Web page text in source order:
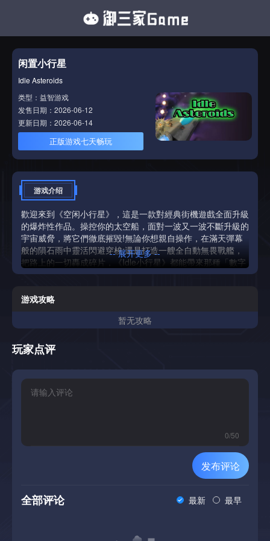
闲置小行星
Idle Asteroids
类型：益智游戏
发售日期：2026-06-12
更新日期：2026-06-14
正版游戏七天畅玩
游戏介绍
歡迎來到《空闲小行星》，這是一款對經典街機遊戲全面升級
的爆炸性作品。操控你的太空船，面對一波又一波不斷升級的
宇宙威脅，將它們徹底摧毀!無論你想親自操作，在滿天彈幕
般的隕石雨中靈活閃避穿梭;還是打造一艘全自動無畏戰艦，
把路上的一切轟成碎片，《Idle小行星》都能帶來那種「數字
不斷暴漲」與「看著東西爆炸超爽」的滿足感，同時包裹著令
逐步進化成清空整片隕石帶的戰爭機器。武器系統:升級你的
主炮、發射追蹤飛彈、部署爆炸地雷等等、將靠近的敵人徹底
蒸發。特殊能力:被敵人壓得喘不過氣了嗎？投下「奇點黑洞
直接發射核彈吧 -- 畢竟這才是最保險的方法。戰術防禦:升級
你的船體裝甲 (船体) 、補充護盾 (盾牌) 、並熟練掌握「曲速
衝刺 (经线破折号) 」!🌌不斷升級的宇宙威脅這個宇宙並不歡
迎你，而且它會不斷丟出更複雜、更危險的敵人來對付你: 小
行星:我們有無限量的太空石頭，等著被你炸成宇宙塵埃。飛
人。⚙️ 深度永久成長系統超過50種不同類型的升級內容，每
一次遊玩都能帶來成長與進步。主動操作vs. 放置玩法:你可以
點擊或觸碰畫面，手動對最近的敵人造成傷害;也可以大量投
資「採礦無人機 (采矿无人机) 」，讓它們自動採集小行星，
持續帶來被動收入。無限成長機制:挑戰更高的最佳回合 (最佳
回合)，提升你的「宇宙玩家加成 (万能玩家加值) 」 -- 這是一
個全域倍率，能讓未來所有升級變得更加強大。AFK放置玩
-- 展开更多 --
游戏攻略
暂无攻略
玩家点评
0/50
发布评论
全部评论 最新 最早